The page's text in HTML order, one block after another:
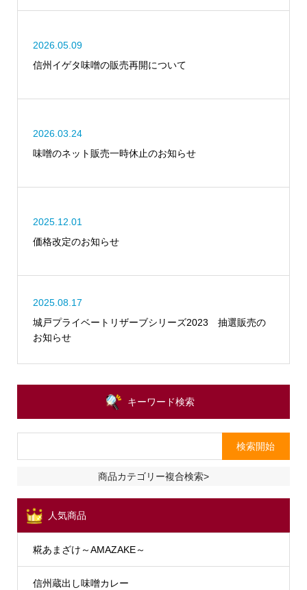
2026.05.09
信州イゲタ味噌の販売再開について
2026.03.24
味噌のネット販売一時休止のお知らせ
2025.12.01
価格改定のお知らせ
2025.08.17
城戸プライベートリザーブシリーズ2023 抽選販売の
お知らせ
キーワード検索
商品カテゴリー複合検索>
人気商品
糀あまざけ～AMAZAKE～
信州蔵出し味噌カレー